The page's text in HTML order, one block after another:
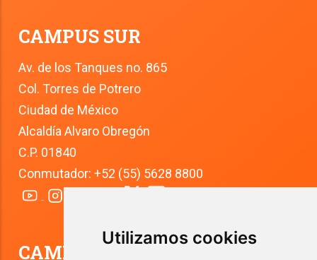
Utilizamos cookies
CAMPUS SUR
Av. de los Tanques no. 865
Col. Torres de Potrero
Ciudad de México
Alcaldía Alvaro Obregón
C.P. 01840
Conmutador: +52 (55) 5628 8800
CAMPUS TLALPAN